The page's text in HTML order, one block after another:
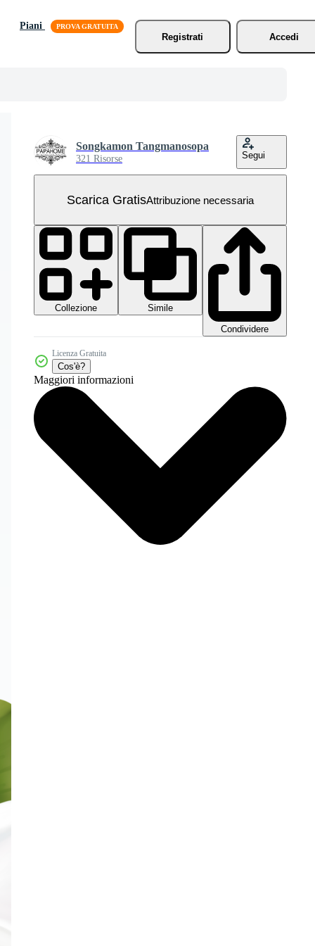
Piani
Registrati
Accedi
Songkamon Tangmanosopa
321 Risorse Segui
Scarica GratisAttribuzione necessaria
Collezione
Simile
Condividere
Licenza Gratuita
Cos'è?
Maggiori informazioni